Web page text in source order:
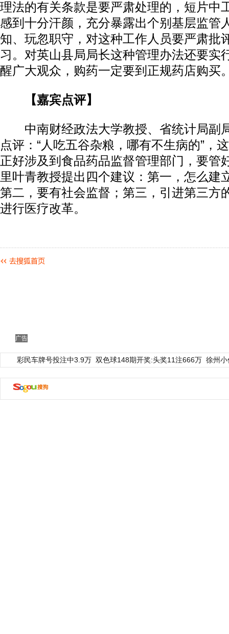
理法的有关条款是要严肃处理的，短片中
感到十分汗颜，充分暴露出个别基层监管
知、玩忽职守，对这种工作人员要严肃批
习。对英山县局局长这种管理办法还要实
醒广大观众，购药一定要到正规药店购买
【嘉宾点评】
中南财经政法大学教授、省统计局副
点评：“人吃五谷杂粮，哪有不生病的”，
正好涉及到食品药品监督管理部门，要管
里叶青教授提出四个建议：第一，怎么建
第二，要有社会监督；第三，引进第三方
进行医疗改革。
广告
彩民车牌号投注中3.9万 双色球148期开奖:头奖11注666万 徐州